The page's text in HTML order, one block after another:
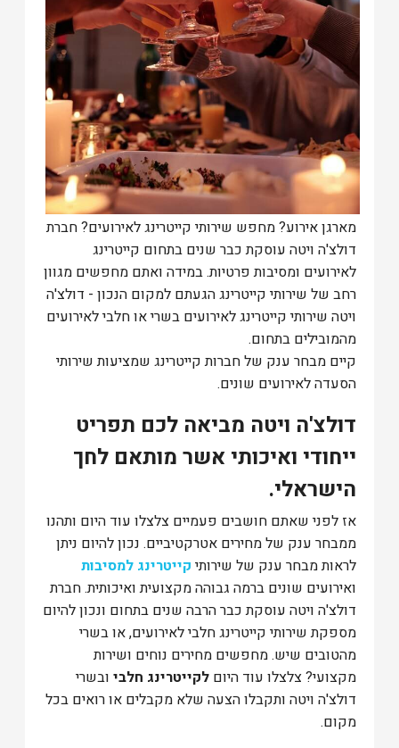
מארגן אירוע? מחפש שירותי קייטרינג לאירועים? חברת
דולצ'ה ויטה עוסקת כבר שנים בתחום קייטרינג
לאירועים ומסיבות פרטיות. במידה ואתם מחפשים מגוון
רחב של שירותי קייטרינג הגעתם למקום הנכון - דולצ'ה
ויטה שירותי קייטרינג לאירועים בשרי או חלבי לאירועים
מהמובילים בתחום.
קיים מבחר ענק של חברות קייטרינג שמציעות שירותי
הסעדה לאירועים שונים.
דולצ'ה ויטה מביאה לכם תפריט
ייחודי ואיכותי אשר מותאם לחך
הישראלי.
אז לפני שאתם חושבים פעמיים צלצלו עוד היום ותהנו
ממבחר ענק של מחירים אטרקטיביים. נכון להיום ניתן
לראות מבחר ענק של שירותי קייטרינג למסיבות
ואירועים שונים ברמה גבוהה מקצועית ואיכותית. חברת
דולצ'ה ויטה עוסקת כבר הרבה שנים בתחום ונכון להיום
מספקת שירותי קייטרינג חלבי לאירועים, או בשרי
מהטובים שיש. מחפשים מחירים נוחים ושירות
מקצועי? צלצלו עוד היום לקייטרינג חלביובשרי
דולצ'ה ויטה ותקבלו הצעה שלא מקבלים או רואים בכל
מקום.